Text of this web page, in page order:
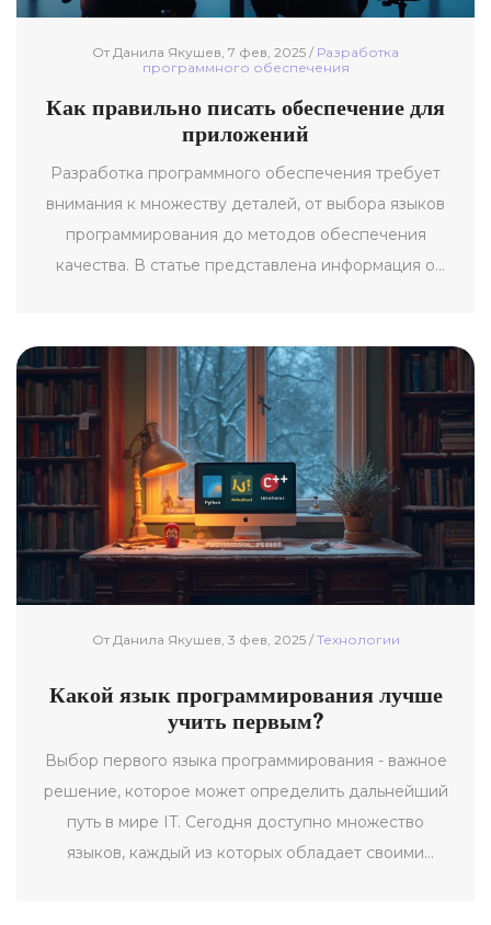
От Данила Якушев, 7 фев, 2025 / Разработка
программного обеспечения
Как правильно писать обеспечение для
приложений
Разработка программного обеспечения требует
внимания к множеству деталей, от выбора языков
программирования до методов обеспечения
качества. В статье представлена информация о
код, а также учитывать требования пользователей
и бизнес-целей.
От Данила Якушев, 3 фев, 2025 / Технологии
Какой язык программирования лучше
учить первым?
Выбор первого языка программирования - важное
решение, которое может определить дальнейший
путь в мире IT. Сегодня доступно множество
языков, каждый из которых обладает своими